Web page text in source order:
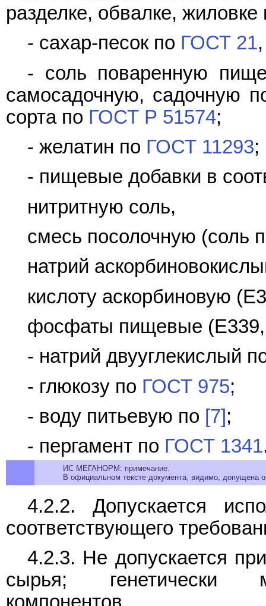
разделке, обвалке,
- сахар-песок по ГОСТ 21
- соль поваренную
самосадочную, садочную
сорта по ГОСТ Р 51574;
- желатин по ГОСТ 11293;
- пищевые добавки в
нитритную соль,
смесь посолочную (соль
натрий
кислоту аскорбиновую
фосфаты пищевые (E339,
- натрий двууглекислый
- глюкозу по ГОСТ 975;
- воду питьевую по [7] ;
- пергамент по ГОСТ 1341
ИС МЕГАНОРМ: примечание.
В официальном тексте документа, видимо, допущена
4.2.2. Допускается
соответствующего
4.2.3. Не допускается
сырья; генетически